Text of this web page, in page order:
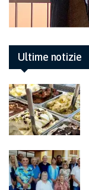
Ultime notizie